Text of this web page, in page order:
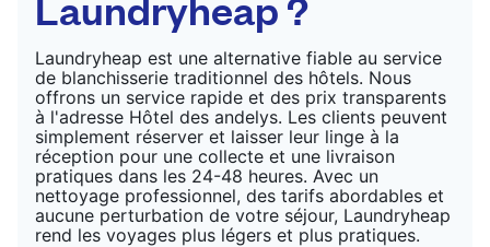
Laundryheap est une alternative fiable au service
de blanchisserie traditionnel des hôtels. Nous
offrons un service rapide et des prix transparents
à l'adresse Hôtel des andelys. Les clients peuvent
simplement réserver et laisser leur linge à la
réception pour une collecte et une livraison
pratiques dans les 24-48 heures. Avec un
nettoyage professionnel, des tarifs abordables et
aucune perturbation de votre séjour, Laundryheap
rend les voyages plus légers et plus pratiques.